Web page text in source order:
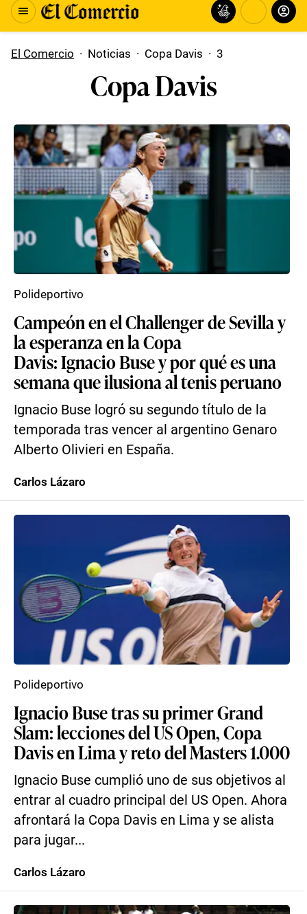
El Comercio · Noticias · Copa Davis · 3
Copa Davis
Campeón en el Challenger de Sevilla y
la esperanza en la Copa
Davis: Ignacio Buse y por qué es una
semana que ilusiona al tenis peruano
Ignacio Buse logró su segundo título de la
temporada tras vencer al argentino Genaro
Alberto Olivieri en España.
Polideportivo
Carlos Lázaro
Ignacio Buse tras su primer Grand
Slam: lecciones del US Open, Copa
Davis en Lima y reto del Masters 1.000
Ignacio Buse cumplió uno de sus objetivos al
entrar al cuadro principal del US Open. Ahora
afrontará la Copa Davis en Lima y se alista
para jugar...
Polideportivo
Carlos Lázaro